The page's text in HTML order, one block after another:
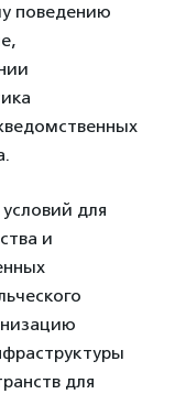
поведению
для
и
для